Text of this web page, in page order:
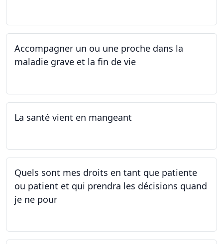
Accompagner un ou une proche dans la
maladie grave et la fin de vie
La santé vient en mangeant
Quels sont mes droits en tant que patiente
ou patient et qui prendra les décisions quand
je ne pour